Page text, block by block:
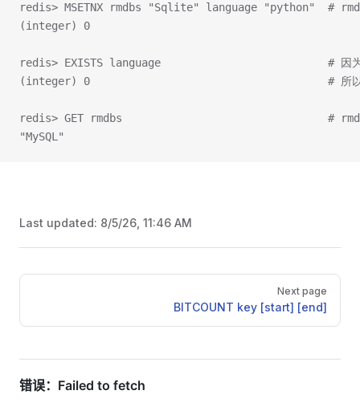
redis> MSETNX rmdbs "Sqlite" language "python"  #
(integer) 0
redis> EXISTS language                          # 因为
(integer) 0                                     # 所以
redis> GET rmdbs                                # rmdbs
"MySQL"
Last updated: 8/5/26, 11:46 AM
Pager
Next page
BITCOUNT key [start] [end]